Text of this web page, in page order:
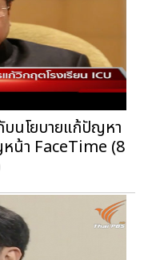
นโยบายแก้ปัญหา
หน้า FaceTime (8